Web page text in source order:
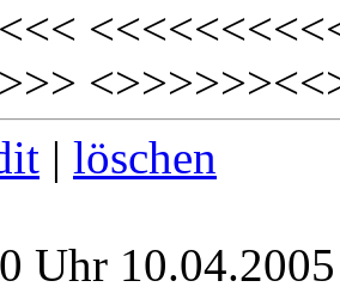
| löschen
Uhr